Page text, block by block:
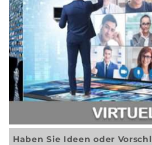
Haben Sie Ideen oder